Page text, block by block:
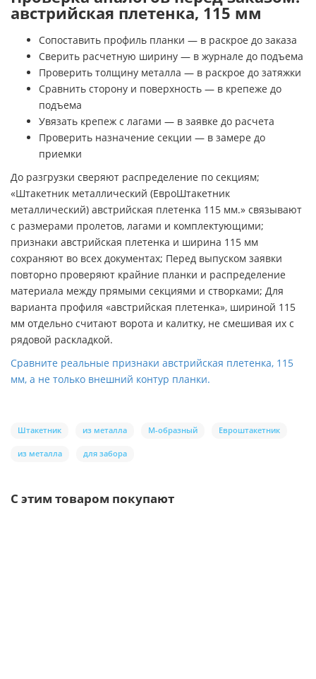
австрийская плетенка, 115 мм
Сопоставить профиль планки — в раскрое до заказа
Сверить расчетную ширину — в журнале до подъема
Проверить толщину металла — в раскрое до затяжки
Сравнить сторону и поверхность — в крепеже до
подъема
Увязать крепеж с лагами — в заявке до расчета
Проверить назначение секции — в замере до
приемки
До разгрузки сверяют распределение по секциям;
«Штакетник металлический (ЕвроШтакетник
металлический) австрийская плетенка 115 мм.» связывают
с размерами пролетов, лагами и комплектующими;
признаки австрийская плетенка и ширина 115 мм
сохраняют во всех документах; Перед выпуском заявки
повторно проверяют крайние планки и распределение
материала между прямыми секциями и створками; Для
варианта профиля «австрийская плетенка», шириной 115
мм отдельно считают ворота и калитку, не смешивая их с
рядовой раскладкой.
Сравните реальные признаки австрийская плетенка, 115
мм, а не только внешний контур планки.
Штакетник из металла М-образный Евроштакетник
из металла для забора
С этим товаром покупают